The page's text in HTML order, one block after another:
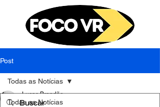
Post
Todas as Notícias
Todas as Notícias
Lucas Brandão
18 de mai. de 2023